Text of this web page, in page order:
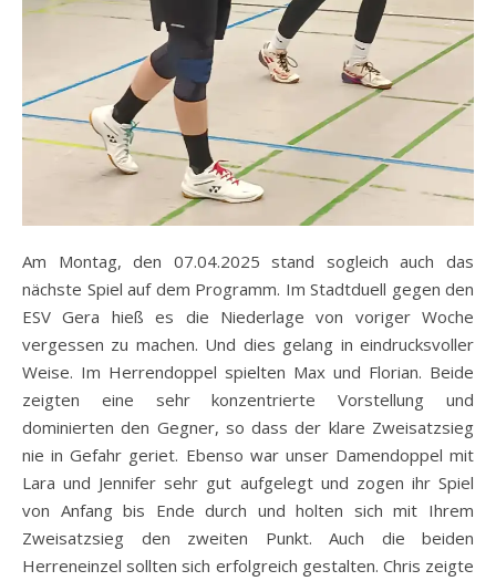
Am Montag, den 07.04.2025 stand sogleich auch das
nächste Spiel auf dem Programm. Im Stadtduell gegen den
ESV Gera hieß es die Niederlage von voriger Woche
vergessen zu machen. Und dies gelang in eindrucksvoller
Weise. Im Herrendoppel spielten Max und Florian. Beide
zeigten eine sehr konzentrierte Vorstellung und
dominierten den Gegner, so dass der klare Zweisatzsieg
nie in Gefahr geriet. Ebenso war unser Damendoppel mit
Lara und Jennifer sehr gut aufgelegt und zogen ihr Spiel
von Anfang bis Ende durch und holten sich mit Ihrem
Zweisatzsieg den zweiten Punkt. Auch die beiden
Herreneinzel sollten sich erfolgreich gestalten. Chris zeigte